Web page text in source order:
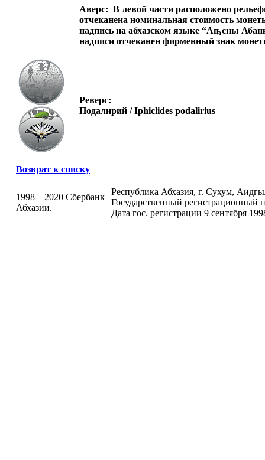
Аверс: В левой части расположено
отчеканена номинальная стоимость
надпись на абхазском языке “Аҧсны
надписи отчеканен фирменный знак
Реверс:
Подалирий / Iphiclides podalirius
Возврат к списку
1998 – 2020 Сбербанк
Абхазии.
Республика Абхазия, г. Сухум,
Государственный регистрационный
Дата гос. регистрации 9 сентября